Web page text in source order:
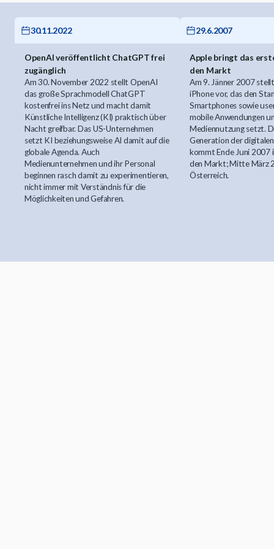
30.11.2022
OpenAI veröffentlicht ChatGPT frei
zugänglich
Am 30. November 2022 stellt OpenAI
das große Sprachmodell ChatGPT
kostenfrei ins Netz und macht damit
Künstliche Intelligenz (KI) praktisch über
Nacht greifbar. Das US-Unternehmen
setzt KI beziehungsweise AI damit auf die
globale Agenda. Auch
Medienunternehmen und ihr Personal
beginnen rasch damit zu experimentieren,
nicht immer mit Verständnis für die
Möglichkeiten und Gefahren.
29.6.2007
Apple bringt das
den Markt
Am 9. Jänner 2007
iPhone vor, das den
Smartphones sowie
mobile Anwendungen
Mediennutzung setzt.
Generation der
kommt Ende Juni 2007
den Markt; Mitte März
Österreich.